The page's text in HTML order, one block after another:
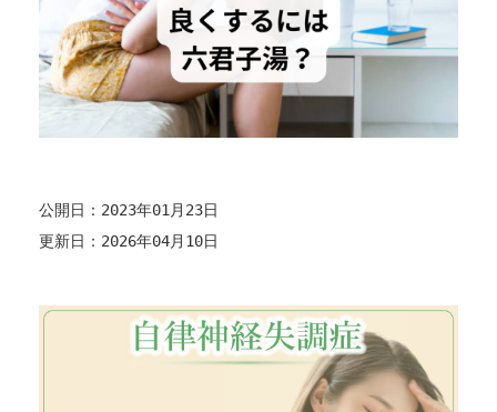
公開日：2023年01月23日
更新日：2026年04月10日